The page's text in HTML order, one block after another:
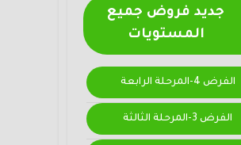
جديد فروض جميع
المستويات
الفرض 4-المرحلة الرابعة
الفرض 3-المرحلة الثالثة